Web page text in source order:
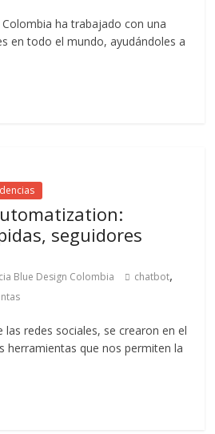
ha trabajado con una
en todo el mundo, ayudándoles a
seguidores
Blue Design Colombia chatbot,
las redes sociales, se crearon en el
herramientas que nos permiten la